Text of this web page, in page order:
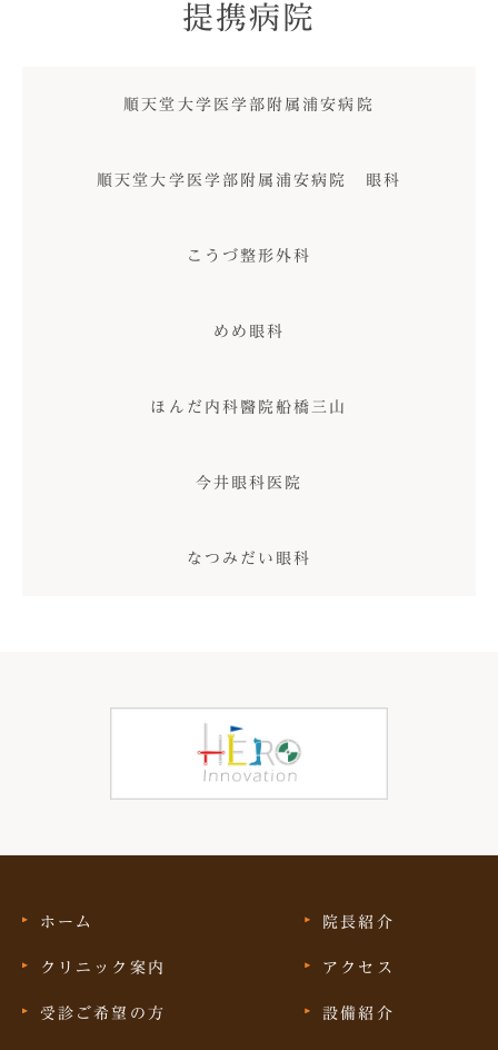
提携病院
順天堂大学医学部附属浦安病院
順天堂大学医学部附属浦安病院 眼科
こうづ整形外科
めめ眼科
ほんだ内科醫院船橋三山
今井眼科医院
なつみだい眼科
ホーム 院長紹介
クリニック案内 アクセス
受診ご希望の方 設備紹介